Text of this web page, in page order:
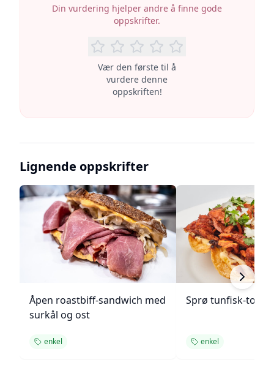
Din vurdering hjelper andre å finne gode
oppskrifter.
Vær den første til å
vurdere denne
oppskriften!
Lignende oppskrifter
Åpen roastbiff-sandwich med
surkål og ost
enkel
Sprø tunfisk-
enkel